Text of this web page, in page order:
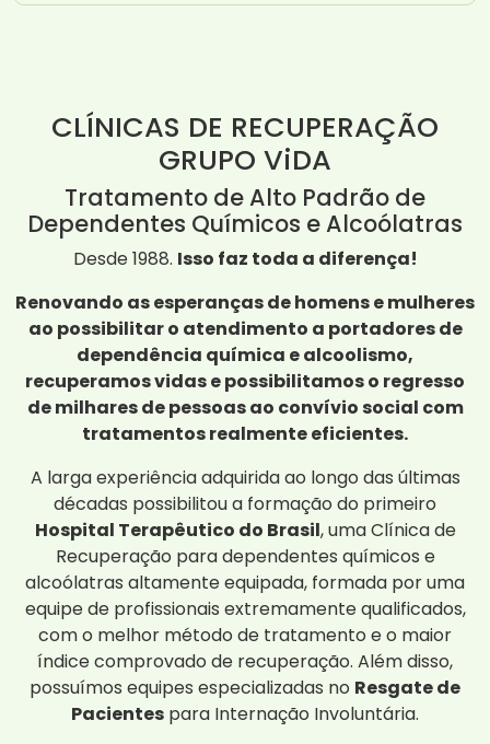
CLÍNICAS DE RECUPERAÇÃO
GRUPO ViDA
Tratamento de Alto Padrão de
Dependentes Químicos e Alcoólatras
Desde 1988. Isso faz toda a diferença!
Renovando as esperanças de homens e mulheres
ao possibilitar o atendimento a portadores de
dependência química e alcoolismo,
recuperamos vidas e possibilitamos o regresso
de milhares de pessoas ao convívio social com
tratamentos realmente eficientes.
A larga experiência adquirida ao longo das últimas
décadas possibilitou a formação do primeiro
Hospital Terapêutico do Brasil, uma Clínica de
Recuperação para dependentes químicos e
alcoólatras altamente equipada, formada por uma
equipe de profissionais extremamente qualificados,
com o melhor método de tratamento e o maior
índice comprovado de recuperação. Além disso,
possuímos equipes especializadas no Resgate de
Pacientes para Internação Involuntária.